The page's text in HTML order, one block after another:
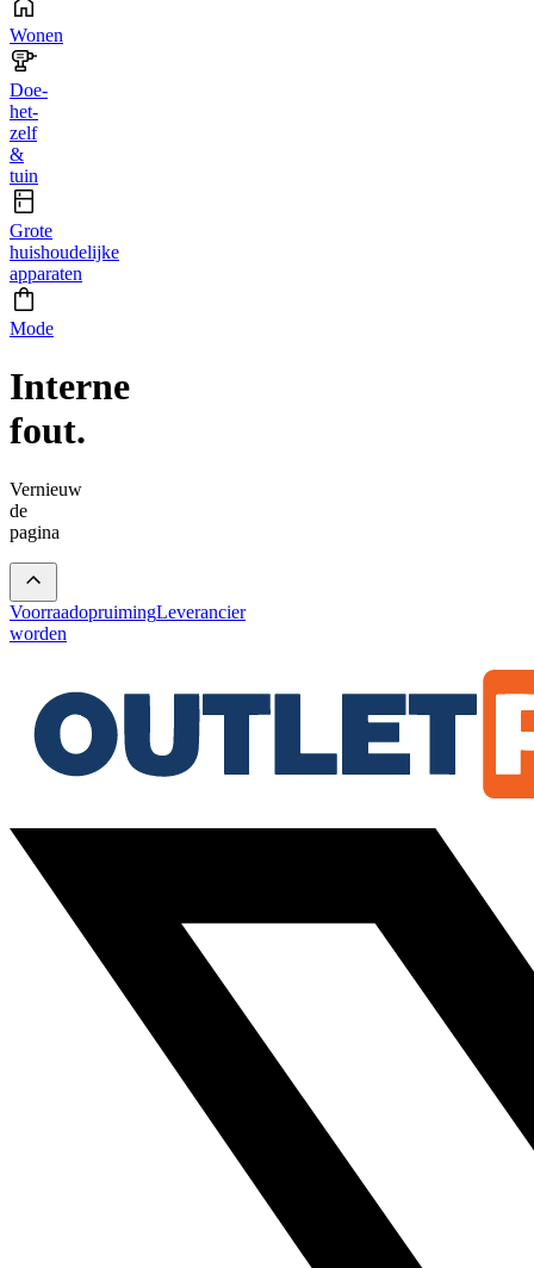
Wonen
Doe-
het-
zelf
&
tuin
Grote
huishoudelijke
apparaten
Mode
Interne
fout.
Vernieuw
de
pagina
VoorraadopruimingLeverancier
worden